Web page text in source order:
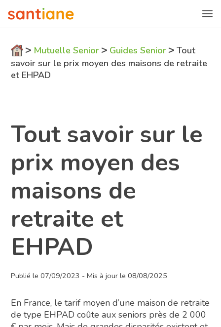
> Mutuelle Senior> Guides Senior> Tout
savoir sur le prix moyen des maisons de retraite
et EHPAD
Tout savoir sur le
prix moyen des
maisons de
retraite et
EHPAD
Publié le 07/09/2023 - Mis à jour le 08/08/2025
En France, le tarif moyen d’une maison de retraite
de type EHPAD coûte aux seniors près de 2 000